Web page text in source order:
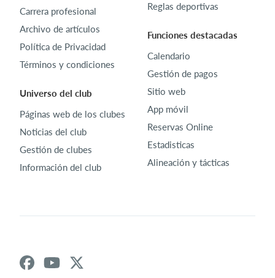
Carrera profesional
Archivo de artículos
Política de Privacidad
Términos y condiciones
Universo del club
Páginas web de los clubes
Noticias del club
Gestión de clubes
Información del club
Reglas deportivas
Funciones destacadas
Calendario
Gestión de pagos
Sitio web
App móvil
Reservas Online
Estadisticas
Alineación y tácticas